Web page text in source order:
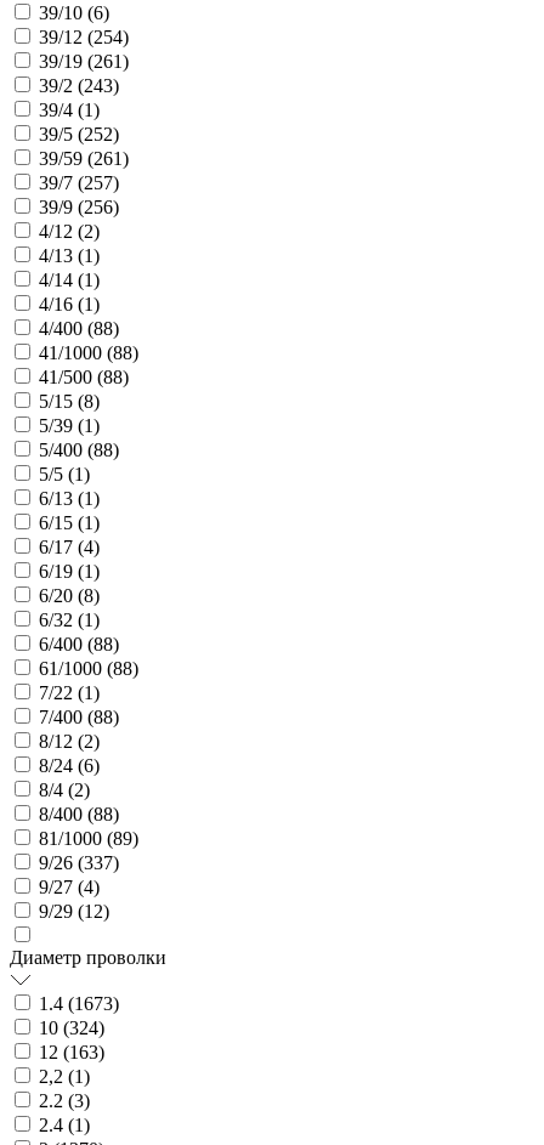
39/10 (6)
39/12 (254)
39/19 (261)
39/2 (243)
39/4 (1)
39/5 (252)
39/59 (261)
39/7 (257)
39/9 (256)
4/12 (2)
4/13 (1)
4/14 (1)
4/16 (1)
4/400 (88)
41/1000 (88)
41/500 (88)
5/15 (8)
5/39 (1)
5/400 (88)
5/5 (1)
6/13 (1)
6/15 (1)
6/17 (4)
6/19 (1)
6/20 (8)
6/32 (1)
6/400 (88)
61/1000 (88)
7/22 (1)
7/400 (88)
8/12 (2)
8/24 (6)
8/4 (2)
8/400 (88)
81/1000 (89)
9/26 (337)
9/27 (4)
9/29 (12)
Диаметр проволки
1.4 (1673)
10 (324)
12 (163)
2,2 (1)
2.2 (3)
2.4 (1)